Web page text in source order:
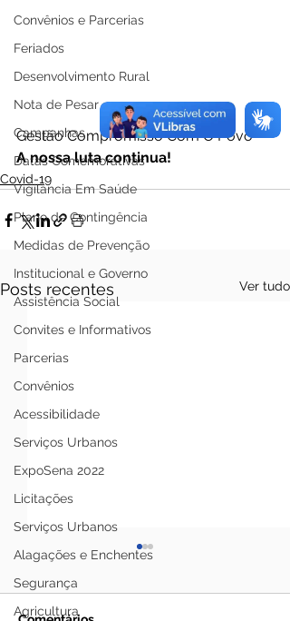
Convênios e Parcerias
Feriados
Desenvolvimento Rural
Nota de Pesar
Campanhas
Datas Comemorativas
Vigilância Em Saúde
Plano de Contingência
Medidas de Prevenção
Institucional e Governo
Assistência Social
Convites e Informativos
Parcerias
Convênios
Acessibilidade
Serviços Urbanos
ExpoSena 2022
Licitações
Serviços Urbanos
Alagações e Enchentes
Segurança
Agricultura
Gestão Compromisso Com O Povo
A nossa luta continua!
Covid-19
Posts recentes Ver tudo